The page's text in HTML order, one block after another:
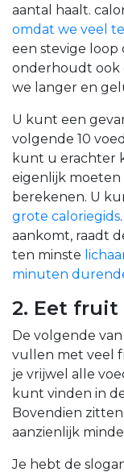
aantal haalt.
omdat we veel
een stevige loop
onderhoudt ook
we langer en
U kunt een
volgende 10
kunt u erachter
eigenlijk
berekenen. U
grote caloriegids.
aankomt, raadt
ten minste
minuten
2. Eet fruit
De volgende
vullen met veel
je vrijwel alle
kunt vinden in
Bovendien
aanzienlijk
Je hebt de